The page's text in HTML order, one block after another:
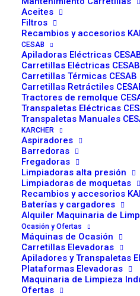
Aceites
Filtros
Recambios y accesorios
CESAB
Apiladoras Eléctricas
Carretillas Eléctricas CESAB
Carretillas Térmicas CESAB
Carretillas Retráctiles
Tractores de remolque
Transpaletas Eléctricas
Transpaletas Manuales
KARCHER
Aspiradores
Barredoras
Fregadoras
Limpiadoras alta presión
Limpiadoras de moquetas
Recambios y accesorios
Baterías y cargadores
Alquiler Maquinaria de
Ocasión y Ofertas
Máquinas de Ocasión
Carretillas Elevadoras
Apiladores y Transpaletas
Plataformas Elevadoras
Maquinaria de Limpieza
Ofertas
Madrid acogerá los
en los pabellones 3 y 5
Distribution, Empack y
salones de referencia en
envase y el embalaje, el
packaging.
Más de
empresas
visitantes
Cerca de 400 compañías,
han confirmado su presencia
y servicios más punteros a
visitarán los salones. Estos